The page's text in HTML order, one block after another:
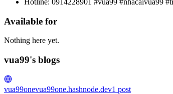
Available for
Nothing here yet.
vua99's blogs
vua99onevua99one.hashnode.dev1 post